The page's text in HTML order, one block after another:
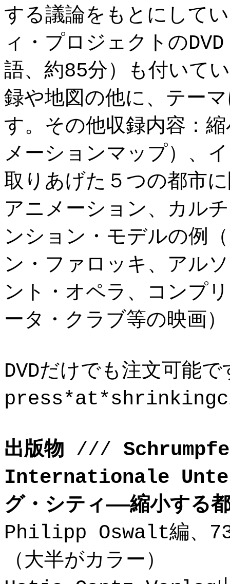
する議論をもとにして
ィ・プロジェクトの
語、約85分）も付いて
録や地図の他に、テー
す。その他収録内容：
メーションマップ）、
取りあげた５つの都市
アニメーション、カル
ンション・モデルの例
ン・ファロッキ、アル
ント・オペラ、コンプ
ータ・クラブ等の映画）
DVDだけでも注文可能
出版物 ///
Internationale
グ・シティ——縮小する
Philipp Oswalt編、
（大半がカラー）